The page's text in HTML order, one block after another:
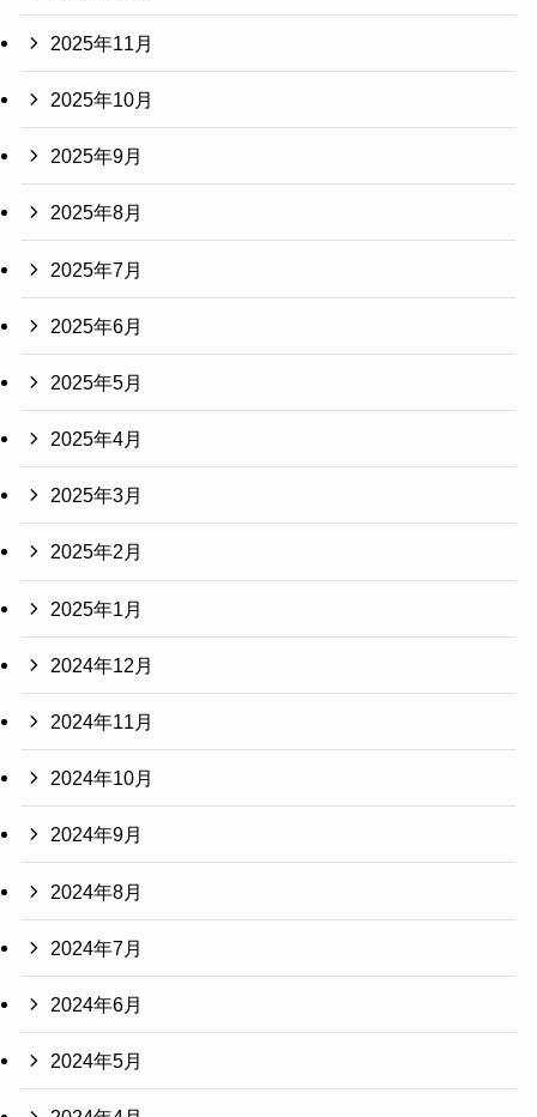
2025年11月
2025年10月
2025年9月
2025年8月
2025年7月
2025年6月
2025年5月
2025年4月
2025年3月
2025年2月
2025年1月
2024年12月
2024年11月
2024年10月
2024年9月
2024年8月
2024年7月
2024年6月
2024年5月